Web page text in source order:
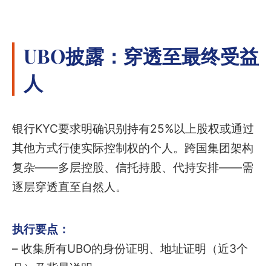
UBO披露：穿透至最终受益
人
银行KYC要求明确识别持有25%以上股权或通过
其他方式行使实际控制权的个人。跨国集团架构
复杂——多层控股、信托持股、代持安排——需
逐层穿透直至自然人。
执行要点：
– 收集所有UBO的身份证明、地址证明（近3个